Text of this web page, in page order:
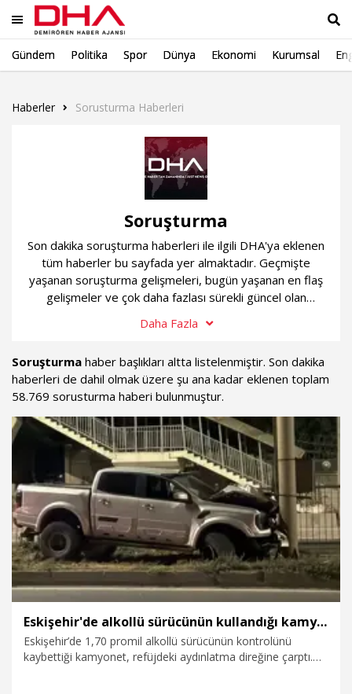
Gündem Politika Spor Dünya Ekonomi Kurumsal
Haberler Sorusturma Haberleri
Soruşturma
Son dakika soruşturma haberleri ile ilgili DHA'ya eklenen
tüm haberler bu sayfada yer almaktadır. Geçmişte
yaşanan soruşturma gelişmeleri, bugün yaşanan en flaş
gelişmeler ve çok daha fazlası sürekli güncel olan
Daha Fazla
Soruşturma haber başlıkları altta listelenmiştir. Son dakika
haberleri de dahil olmak üzere şu ana kadar eklenen toplam
58.769 sorusturma haberi bulunmuştur.
Eskişehir'de alkollü sürücünün kullandığı kamyonet aydınlatma direğine çarptı; 1 yaralı
Eskişehir’de 1,70 promil alkollü sürücünün kontrolünü
kaybettiği kamyonet, refüjdeki aydınlatma direğine çarptı.